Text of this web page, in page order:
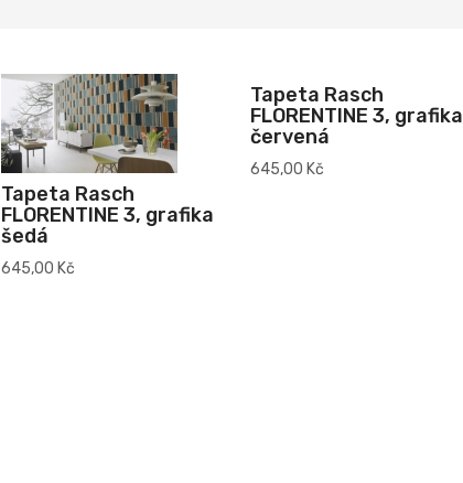
Tapeta Rasch
FLORENTINE 3, grafika
šedá
645,00 Kč
Tapeta Rasch
FLORENTINE 3, grafika
červená
645,00 Kč